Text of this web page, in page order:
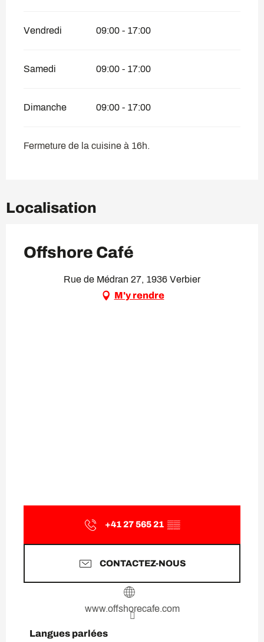
Vendredi 09:00 - 17:00
Samedi 09:00 - 17:00
Dimanche 09:00 - 17:00
Fermeture de la cuisine à 16h.
Localisation
Offshore Café
Rue de Médran 27, 1936 Verbier
M'y rendre
+41 27 565 21 ▒▒
CONTACTEZ-NOUS
www.offshorecafe.com
Langues parlées
Langues parlées